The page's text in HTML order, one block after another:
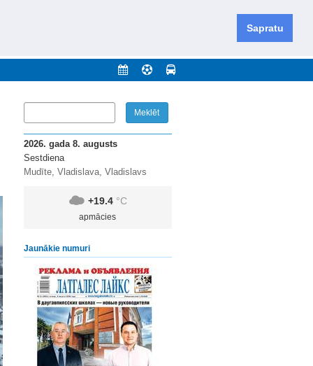
Sapratu
novadu un apkārtējos novadus un pilsētas.
2026. gada 8. augusts
Sestdiena
Mudīte, Vladislava, Vladislavs
+19.4 °C
apmācies
Jaunākie numuri